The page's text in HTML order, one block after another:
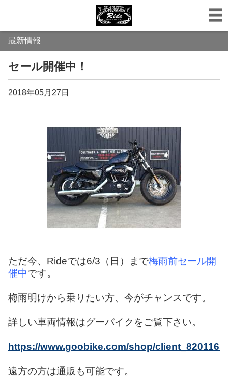
最新情報
セール開催中！
2018年05月27日
ただ今、Rideでは6/3（日）まで梅雨前セール開
催中です。
梅雨明けから乗りたい方、今がチャンスです。
詳しい車両情報はグーバイクをご覧下さい。
https://www.goobike.com/shop/
遠方の方は通販も可能です。